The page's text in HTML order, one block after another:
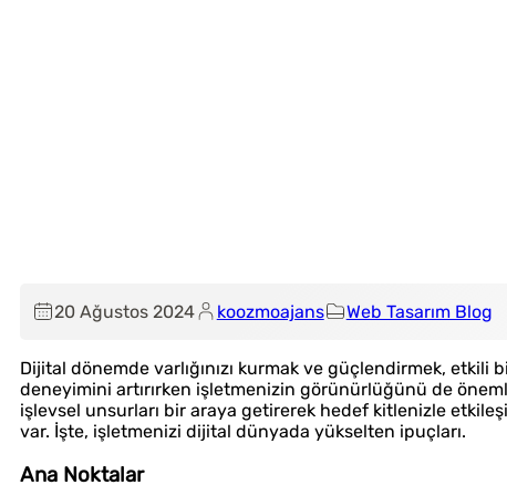
20 Ağustos 2024 koozmoajans Web Tasarım Blog
Dijital dönemde varlığınızı kurmak ve güçlendirmek, etkili
deneyimini artırırken işletmenizin görünürlüğünü de
işlevsel unsurları bir araya getirerek hedef kitlenizle
var. İşte, işletmenizi dijital dünyada yükselten ipuçları.
Ana Noktalar